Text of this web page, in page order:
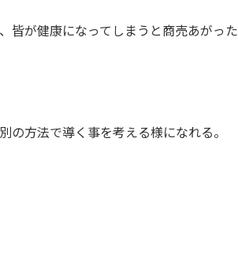
皆が健康になってしまうと商売あがった
の方法で導く事を考える様になれる。